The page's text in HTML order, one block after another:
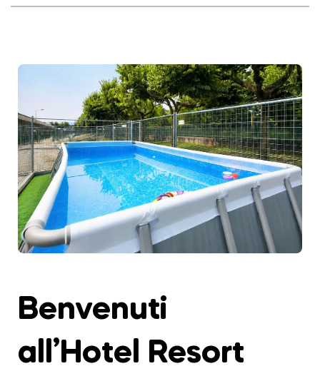
Benvenuti
all’Hotel Resort